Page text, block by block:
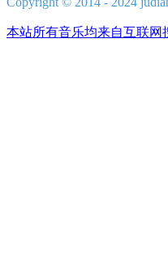
本站所有音乐均来自互联